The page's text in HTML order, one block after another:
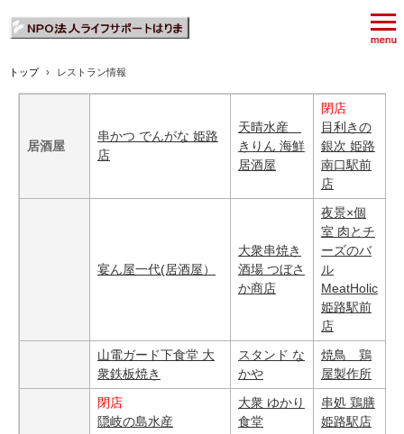
トップ › レストラン情報
居酒屋
串かつ でんがな 姫路
店
天晴水産
きりん 海鮮
居酒屋
閉店
目利きの
銀次 姫路
南口駅前
店
宴ん屋一代(居酒屋）
大衆串焼き
酒場 つぼさ
か商店
夜景×個
室 肉とチ
ーズのバ
ル
MeatHolic
姫路駅前
店
山電ガード下食堂 大
衆鉄板焼き
スタンド な
かや
焼鳥 鶏
屋製作所
閉店
隠岐の島水産
大衆 ゆかり
食堂
串処 鶏膳
姫路駅店